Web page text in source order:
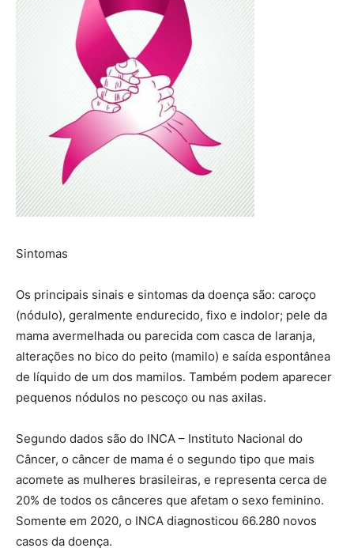
Sintomas
Os principais sinais e sintomas da doença são: caroço
(nódulo), geralmente endurecido, fixo e indolor; pele da
mama avermelhada ou parecida com casca de laranja,
alterações no bico do peito (mamilo) e saída espontânea
de líquido de um dos mamilos. Também podem aparecer
pequenos nódulos no pescoço ou nas axilas.
Segundo dados são do INCA – Instituto Nacional do
Câncer, o câncer de mama é o segundo tipo que mais
acomete as mulheres brasileiras, e representa cerca de
20% de todos os cânceres que afetam o sexo feminino.
Somente em 2020, o INCA diagnosticou 66.280 novos
casos da doença.